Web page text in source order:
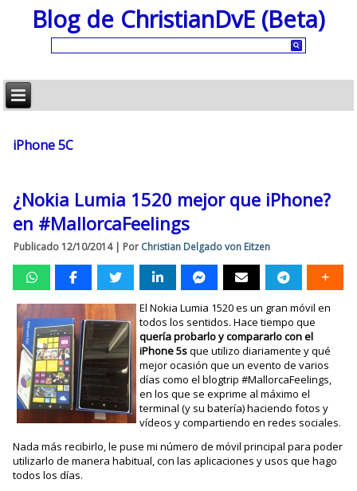
Blog de ChristianDvE (Beta)
iPhone 5C
¿Nokia Lumia 1520 mejor que iPhone?
en #MallorcaFeelings
Publicado 12/10/2014| Por Christian Delgado von Eitzen
El Nokia Lumia 1520 es un gran móvil en
todos los sentidos. Hace tiempo que
quería probarlo y compararlo con el
iPhone 5sque utilizo diariamente y qué
mejor ocasión que un evento de varios
días como el blogtrip #MallorcaFeelings,
en los que se exprime al máximo el
terminal (y su batería) haciendo fotos y
vídeos y compartiendo en redes sociales.
Nada más recibirlo, le puse mi número de móvil principal para poder
utilizarlo de manera habitual, con las aplicaciones y usos que hago
todos los días.